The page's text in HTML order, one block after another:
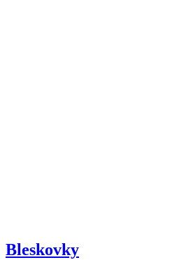
Bleskovky